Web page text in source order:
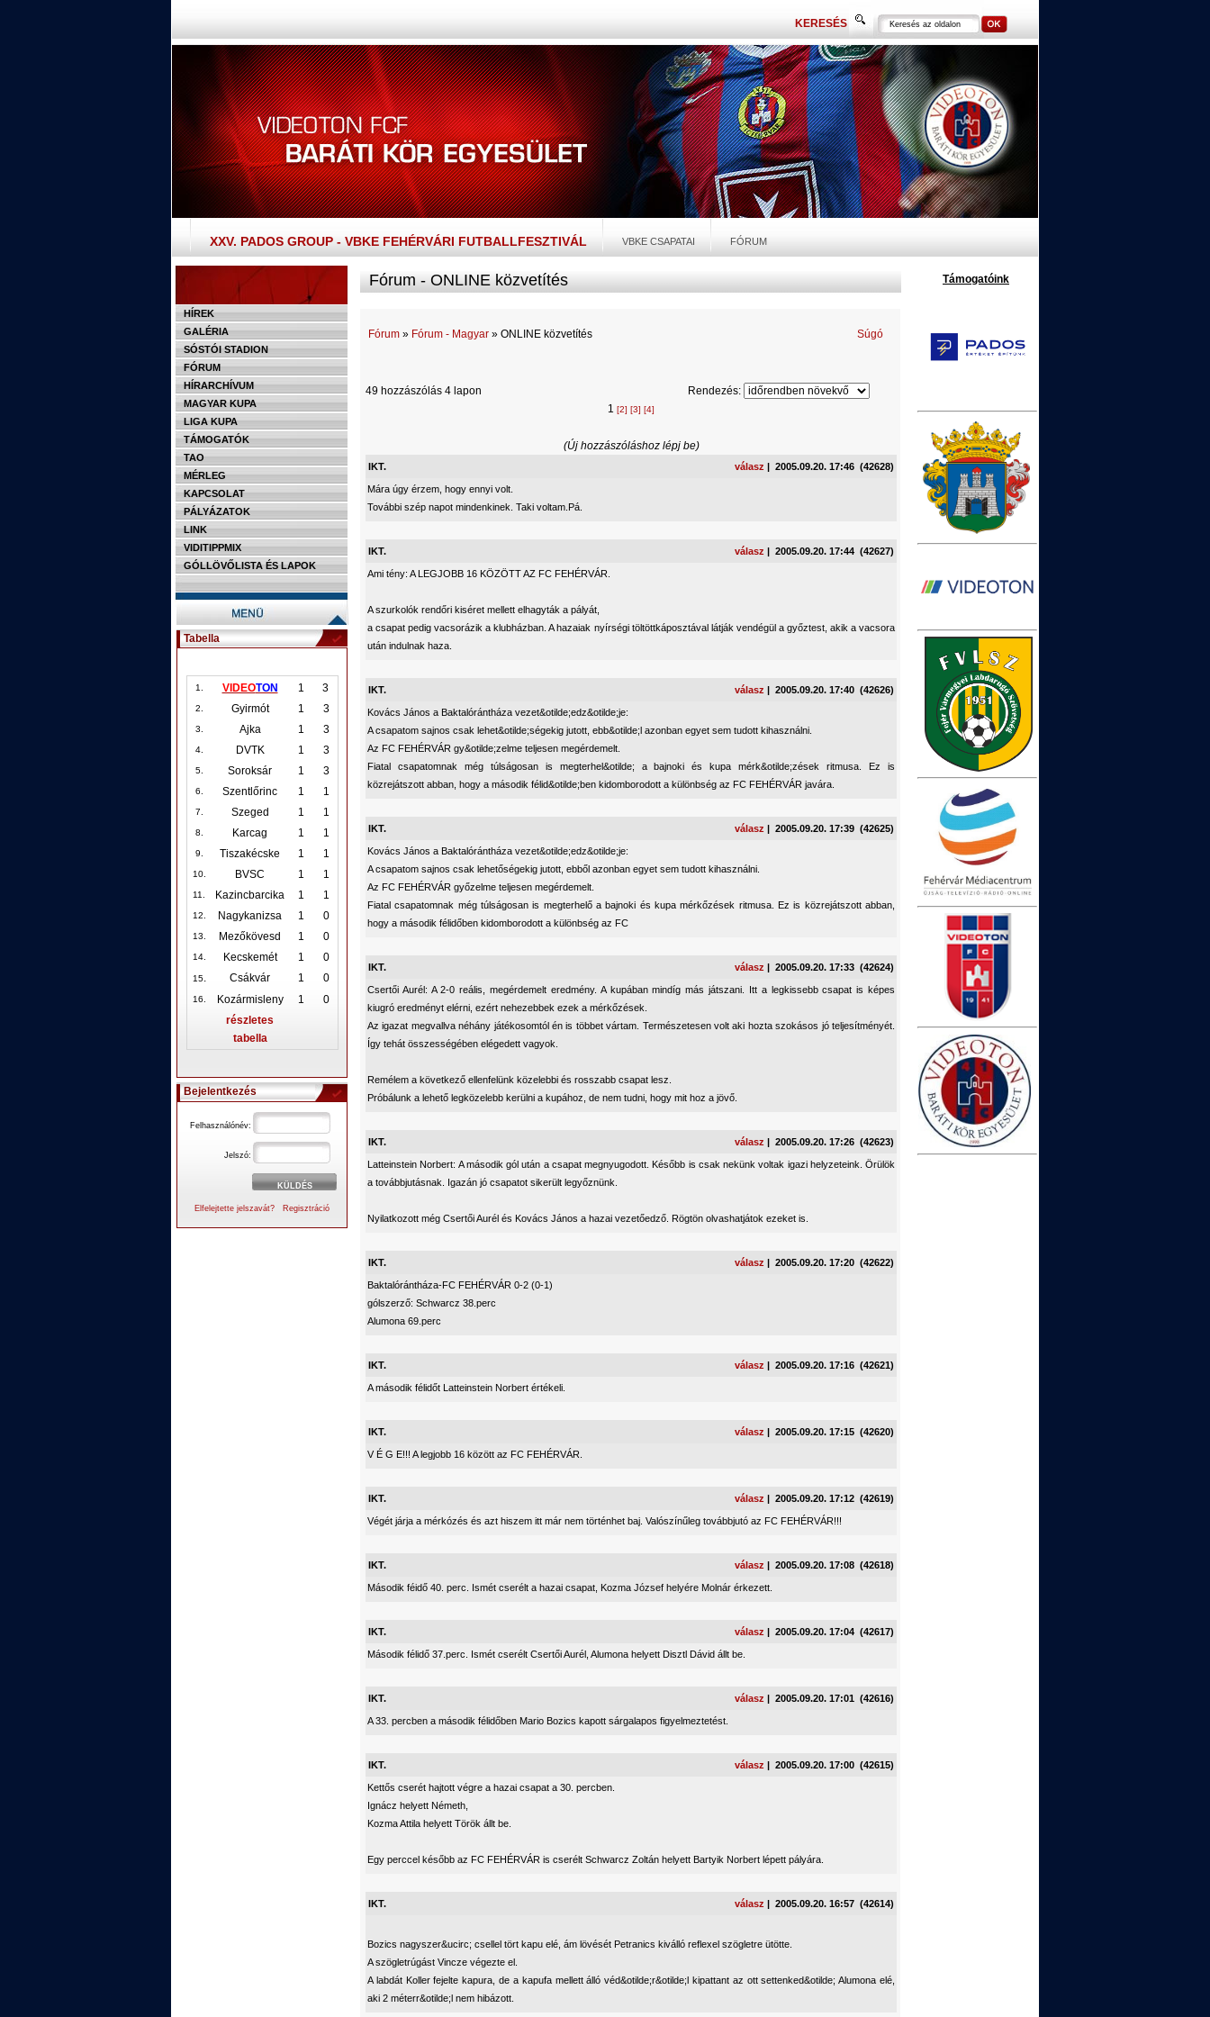
KERESÉS
XXV. PADOS GROUP - VBKE FEHÉRVÁRI FUTBALLFESZTIVÁL VBKE CSAPATAI FÓRUM
HÍREK
GALÉRIA
SÓSTÓI STADION
FÓRUM
HÍRARCHÍVUM
MAGYAR KUPA
LIGA KUPA
TÁMOGATÓK
TAO
MÉRLEG
KAPCSOLAT
PÁLYÁZATOK
LINK
VIDITIPPMIX
GÓLLÖVŐLISTA ÉS LAPOK
Tabella
1. VIDEOTON 1 3
2. Gyirmót 1 3
3. Ajka 1 3
4. DVTK 1 3
5. Soroksár 1 3
6. Szentlőrinc 1 1
7. Szeged 1 1
8. Karcag 1 1
9. Tiszakécske 1 1
10. BVSC 1 1
11. Kazincbarcika 1 1
12. Nagykanizsa 1 0
13. Mezőkövesd 1 0
14. Kecskemét 1 0
15. Csákvár 1 0
16. Kozármisleny 1
0
részletes
tabella
Bejelentkezés
Felhasználónév:
Jelszó:
Elfelejtette jelszavát? Regisztráció
Fórum - ONLINE közvetítés
Fórum » Fórum - Magyar » ONLINE közvetítés Súgó
49 hozzászólás 4 lapon
Rendezés:
1 [2] [3] [4]
(Új hozzászóláshoz lépj be)
IKT. válasz | 2005.09.20. 17:46 (42628)
Mára úgy érzem, hogy ennyi volt.
További szép napot mindenkinek. Taki voltam.Pá.
IKT. válasz | 2005.09.20. 17:44 (42627)
Ami tény: A LEGJOBB 16 KÖZÖTT AZ FC FEHÉRVÁR.
A szurkolók rendőri kiséret mellett elhagyták a pályát,
a csapat pedig vacsorázik a klubházban. A hazaiak nyírségi töltöttkáposztával látják vendégül a győztest, akik a vacsora
után indulnak haza.
IKT. válasz | 2005.09.20. 17:40 (42626)
Kovács János a Baktalórántháza vezet&otilde;edz&otilde;je:
A csapatom sajnos csak lehet&otilde;ségekig jutott, ebb&otilde;l azonban egyet sem tudott kihasználni.
Az FC FEHÉRVÁR gy&otilde;zelme teljesen megérdemelt.
Fiatal csapatomnak még túlságosan is megterhel&otilde; a bajnoki és kupa mérk&otilde;zések ritmusa. Ez is
közrejátszott abban, hogy a második félid&otilde;ben kidomborodott a különbség az FC FEHÉRVÁR javára.
IKT. válasz | 2005.09.20. 17:39 (42625)
Kovács János a Baktalórántháza vezet&otilde;edz&otilde;je:
A csapatom sajnos csak lehetőségekig jutott, ebből azonban egyet sem tudott kihasználni.
Az FC FEHÉRVÁR győzelme teljesen megérdemelt.
Fiatal csapatomnak még túlságosan is megterhelő a bajnoki és kupa mérkőzések ritmusa. Ez is közrejátszott abban,
hogy a második félidőben kidomborodott a különbség az FC
IKT. válasz | 2005.09.20. 17:33 (42624)
Csertői Aurél: A 2-0 reális, megérdemelt eredmény. A kupában mindíg más játszani. Itt a legkissebb csapat is képes
kiugró eredményt elérni, ezért nehezebbek ezek a mérkőzések.
Az igazat megvallva néhány játékosomtól én is többet vártam. Természetesen volt aki hozta szokásos jó teljesítményét.
Így tehát összességében elégedett vagyok.
Remélem a következő ellenfelünk közelebbi és rosszabb csapat lesz.
Próbálunk a lehető legközelebb kerülni a kupához, de nem tudni, hogy mit hoz a jövő.
IKT. válasz | 2005.09.20. 17:26 (42623)
Latteinstein Norbert: A második gól után a csapat megnyugodott. Később is csak nekünk voltak igazi helyzeteink. Örülök
a továbbjutásnak. Igazán jó csapatot sikerült legyőznünk.
Nyilatkozott még Csertői Aurél és Kovács János a hazai vezetőedző. Rögtön olvashatjátok ezeket is.
IKT. válasz | 2005.09.20. 17:20 (42622)
Baktalórántháza-FC FEHÉRVÁR 0-2 (0-1)
gólszerző: Schwarcz 38.perc
Alumona 69.perc
IKT. válasz | 2005.09.20. 17:16 (42621)
A második félidőt Latteinstein Norbert értékeli.
IKT. válasz | 2005.09.20. 17:15 (42620)
V É G E!!! A legjobb 16 között az FC FEHÉRVÁR.
IKT. válasz | 2005.09.20. 17:12 (42619)
Végét járja a mérkózés és azt hiszem itt már nem történhet baj. Valószínűleg továbbjutó az FC FEHÉRVÁR!!!
IKT. válasz | 2005.09.20. 17:08 (42618)
Második féidő 40. perc. Ismét cserélt a hazai csapat, Kozma József helyére Molnár érkezett.
IKT. válasz | 2005.09.20. 17:04 (42617)
Második félidő 37.perc. Ismét cserélt Csertői Aurél, Alumona helyett Disztl Dávid állt be.
IKT. válasz | 2005.09.20. 17:01 (42616)
A 33. percben a második félidőben Mario Bozics kapott sárgalapos figyelmeztetést.
IKT. válasz | 2005.09.20. 17:00 (42615)
Kettős cserét hajtott végre a hazai csapat a 30. percben.
Ignácz helyett Németh,
Kozma Attila helyett Török állt be.
Egy perccel később az FC FEHÉRVÁR is cserélt Schwarcz Zoltán helyett Bartyik Norbert lépett pályára.
IKT. válasz | 2005.09.20. 16:57 (42614)
Bozics nagyszer&ucirc; csellel tört kapu elé, ám lövését Petranics kiválló reflexel szögletre ütötte.
A szögletrúgást Vincze végezte el.
A labdát Koller fejelte kapura, de a kapufa mellett álló véd&otilde;r&otilde;l kipattant az ott settenked&otilde; Alumona elé,
aki 2 méterr&otilde;l nem hibázott.
Támogatóink